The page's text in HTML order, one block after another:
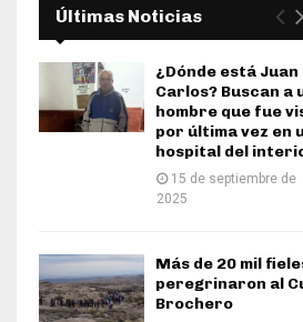
Últimas Noticias
¿Dónde está Juan
Carlos? Buscan a
hombre que fue
por última vez en
hospital del
15 de septiembre de
2025
Más de 20 mil
peregrinaron al
Brochero